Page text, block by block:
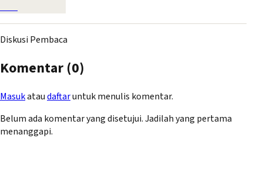
Diskusi Pembaca
Komentar (0)
Masukataudaftaruntuk menulis komentar.
Belum ada komentar yang disetujui. Jadilah yang pertama
menanggapi.